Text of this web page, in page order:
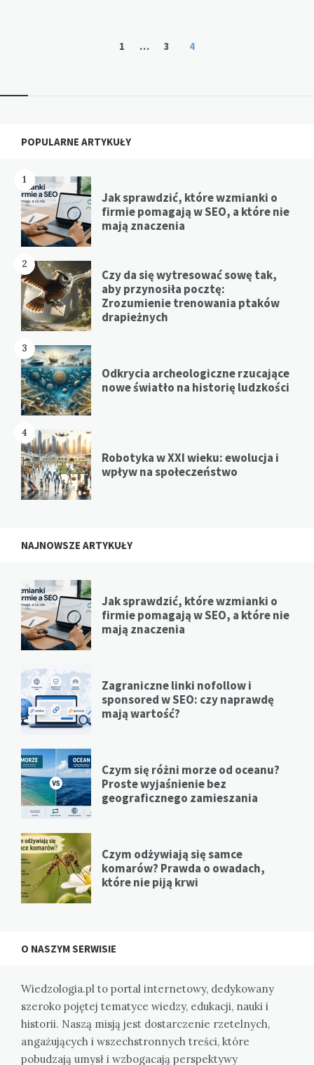
1 … 3 4
Widgets
POPULARNE ARTYKUŁY
1
Jak sprawdzić, które wzmianki o
firmie pomagają w SEO, a które nie
mają znaczenia
2
Czy da się wytresować sowę tak,
aby przynosiła pocztę:
Zrozumienie trenowania ptaków
drapieżnych
3
Odkrycia archeologiczne rzucające
nowe światło na historię ludzkości
4
Robotyka w XXI wieku: ewolucja i
wpływ na społeczeństwo
NAJNOWSZE ARTYKUŁY
Jak sprawdzić, które wzmianki o
firmie pomagają w SEO, a które nie
mają znaczenia
Zagraniczne linki nofollow i
sponsored w SEO: czy naprawdę
mają wartość?
Czym się różni morze od oceanu?
Proste wyjaśnienie bez
geograficznego zamieszania
Czym odżywiają się samce
komarów? Prawda o owadach,
które nie piją krwi
O NASZYM SERWISIE
Wiedzologia.pl to portal internetowy, dedykowany
szeroko pojętej tematyce wiedzy, edukacji, nauki i
historii. Naszą misją jest dostarczenie rzetelnych,
angażujących i wszechstronnych treści, które
pobudzają umysł i wzbogacają perspektywy